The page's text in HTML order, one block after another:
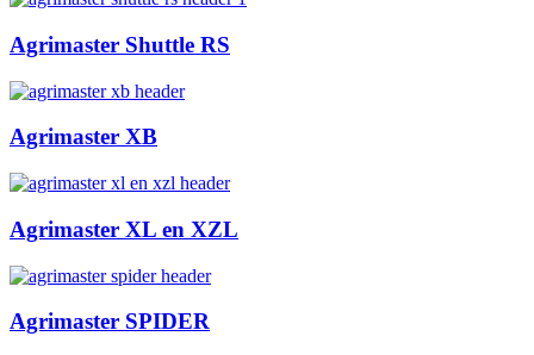
Agrimaster Shuttle RS
Agrimaster XB
Agrimaster XL en XZL
Agrimaster SPIDER